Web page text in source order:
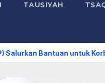
TAUSIYAH
untuk Korban